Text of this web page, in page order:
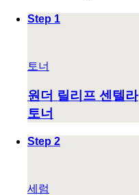
Step 1
토너
원더 릴리프 센텔라
토너
Step 2
세럼